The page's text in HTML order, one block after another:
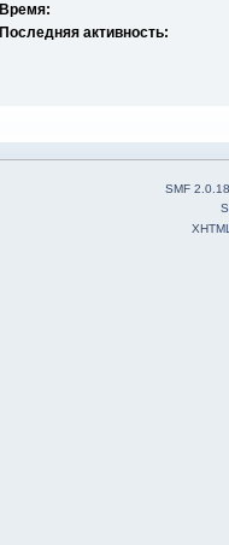
Время:
Последняя активность:
SMF 2.0.18